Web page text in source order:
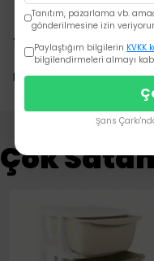
Yorumlar
Bu ürün için henüz
Çok
Tanıtım, pazarlama vb.
gönderilmesine izin
Paylaştığım bilgilerin KVKK
bilgilendirmeleri almayı
Şans